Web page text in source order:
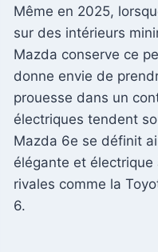
Même en 2025,
sur des intérieurs
Mazda conserve ce
donne envie de
prouesse dans un
électriques tendent
Mazda 6e se définit
élégante et
rivales comme la
6.